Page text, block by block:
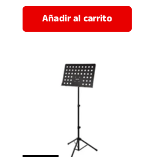
Añadir al carrito